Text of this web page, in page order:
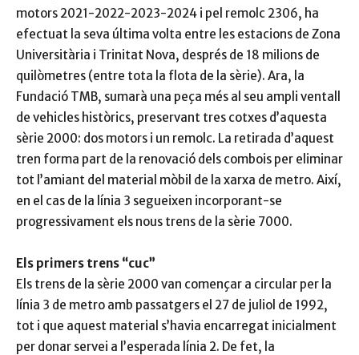
motors 2021-2022-2023-2024 i pel remolc 2306, ha
efectuat la seva última volta entre les estacions de Zona
Universitària i Trinitat Nova, després de 18 milions de
quilòmetres (entre tota la flota de la sèrie). Ara, la
Fundació TMB, sumarà una peça més al seu ampli ventall
de vehicles històrics, preservant tres cotxes d’aquesta
sèrie 2000: dos motors i un remolc. La retirada d’aquest
tren forma part de la renovació dels combois per eliminar
tot l’amiant del material mòbil de la xarxa de metro. Així,
en el cas de la línia 3 segueixen incorporant-se
progressivament els nous trens de la sèrie 7000.
Els primers trens “cuc”
Els trens de la sèrie 2000 van començar a circular per la
línia 3 de metro amb passatgers el 27 de juliol de 1992,
tot i que aquest material s’havia encarregat inicialment
per donar servei a l’esperada línia 2. De fet, la